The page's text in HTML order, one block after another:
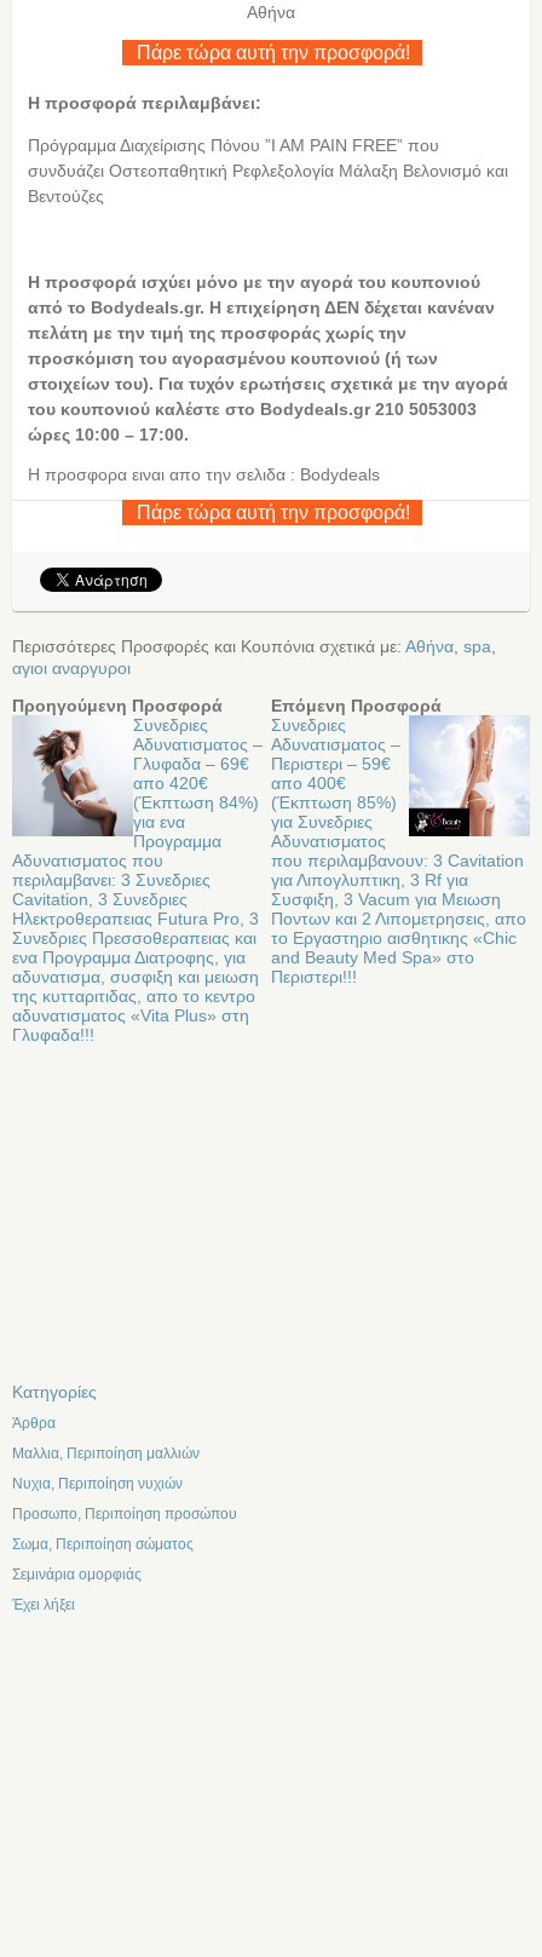
Αθήνα
Πάρε τώρα αυτή την προσφορά!
Η προσφορά περιλαμβάνει:
Πρόγραμμα Διαχείρισης Πόνου ”I AM PAIN FREE” που
συνδυάζει Οστεοπαθητική Ρεφλεξολογία Μάλαξη Βελονισμό και
Βεντούζες
Η προσφορά ισχύει μόνο με την αγορά του κουπονιού
από το Bodydeals.gr. Η επιχείρηση ΔΕΝ δέχεται κανέναν
πελάτη με την τιμή της προσφοράς χωρίς την
προσκόμιση του αγορασμένου κουπονιού (ή των
στοιχείων του). Για τυχόν ερωτήσεις σχετικά με την αγορά
του κουπονιού καλέστε στο Bodydeals.gr 210 5053003
ώρες 10:00 – 17:00.
Η προσφορα ειναι απο την σελιδα : Bodydeals
Πάρε τώρα αυτή την προσφορά!
Περισσότερες Προσφορές και Κουπόνια σχετικά με: Αθήνα spa
αγιοι αναργυροι
Προηγούμενη Προσφορά
Συνεδριες
Αδυνατισματος –
Γλυφαδα – 69€
απο 420€
(Έκπτωση 84%)
για ενα
Προγραμμα
Αδυνατισματος που
περιλαμβανει: 3 Συνεδριες
Cavitation, 3 Συνεδριες
Ηλεκτροθεραπειας Futura Pro, 3
Συνεδριες Πρεσσοθεραπειας και
ενα Προγραμμα Διατροφης, για
αδυνατισμα, συσφιξη και μειωση
της κυτταριτιδας, απο το κεντρο
αδυνατισματος «Vita Plus» στη
Γλυφαδα!!!
Επόμενη Προσφορά
Συνεδριες
Αδυνατισματος –
Περιστερι – 59€
απο 400€
(Έκπτωση 85%)
για Συνεδριες
Αδυνατισματος
που περιλαμβανουν: 3 Cavitation
για Λιπογλυπτικη, 3 Rf για
Συσφιξη, 3 Vacum για Μειωση
Ποντων και 2 Λιπομετρησεις, απο
το Εργαστηριο αισθητικης «Chic
and Beauty Med Spa» στo
Περιστερι!!!
Kατηγορίες
Άρθρα
Μαλλια, Περιποίηση μαλλιών
Νυχια, Περιποίηση νυχιών
Προσωπο, Περιποίηση προσώπου
Σωμα, Περιποίηση σώματος
Σεμινάρια ομορφιάς
Έχει λήξει